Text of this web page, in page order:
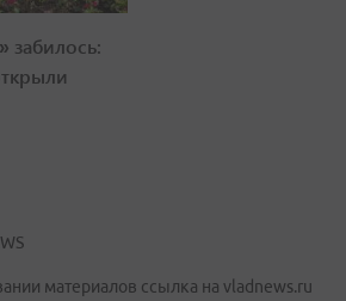
забилось:
материалов ссылка на vladnews.ru